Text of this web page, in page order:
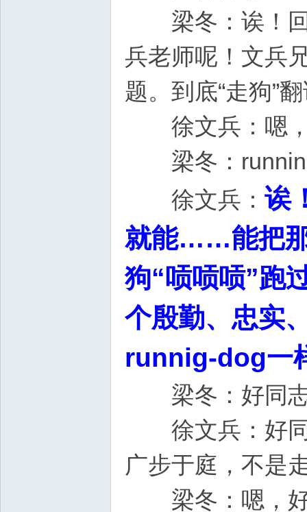
梁冬：诶！回
兵老师呢！文兵
题。到底“走狗
徐文兵：嗯，
梁冬：
徐文兵： 诶
就能……能把
狗“唝唝唝”跑
个殷勤、忠实
runnig-dog一
梁冬：好同
徐文兵：好同
广步于庭，
梁冬：嗯